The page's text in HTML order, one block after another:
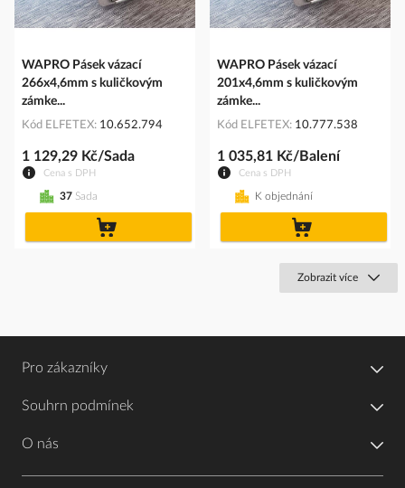
WAPRO Pásek vázací
266x4,6mm s kuličkovým
zámke...
Kód ELFETEX 10.652.794
Cena s DPH
1 129,29 Kč/Sada
37 Sada
WAPRO Pásek vázací
201x4,6mm s kuličkovým
zámke...
Kód ELFETEX 10.777.538
Cena s DPH
1 035,81 Kč/Balení
K objednání
Zobrazit více
Pro zákazníky
Souhrn podmínek
O nás